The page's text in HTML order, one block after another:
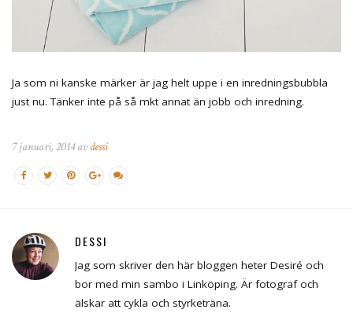
Ja som ni kanske märker är jag helt uppe i en inredningsbubbla
just nu. Tänker inte på så mkt annat än jobb och inredning.
7 januari, 2014 avdessi
DESSI
Jag som skriver den här bloggen heter Desiré och
bor med min sambo i Linköping. Är fotograf och
älskar att cykla och styrketräna.